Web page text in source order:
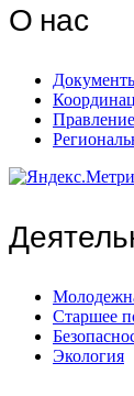
О нас
Правление
Старшее
Экология